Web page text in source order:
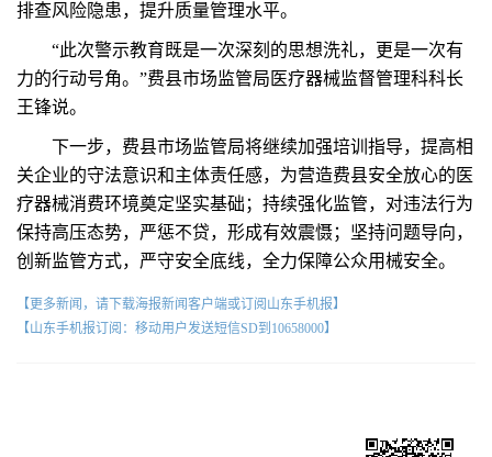
排查风险隐患，提升质量管理水平。
“此次警示教育既是一次深刻的思想洗礼，更是一次有
力的行动号角。”费县市场监管局医疗器械监督管理科科长
王锋说。
下一步，费县市场监管局将继续加强培训指导，提高相
关企业的守法意识和主体责任感，为营造费县安全放心的医
疗器械消费环境奠定坚实基础；持续强化监管，对违法行为
保持高压态势，严惩不贷，形成有效震慑；坚持问题导向，
创新监管方式，严守安全底线，全力保障公众用械安全。
【更多新闻，请下载海报新闻客户端或订阅山东手机报】
【山东手机报订阅：移动用户发送短信SD到10658000】